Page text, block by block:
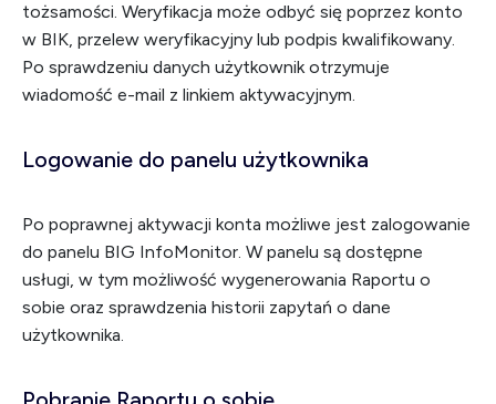
tożsamości. Weryfikacja może odbyć się poprzez konto
w BIK, przelew weryfikacyjny lub podpis kwalifikowany.
Po sprawdzeniu danych użytkownik otrzymuje
wiadomość e-mail z linkiem aktywacyjnym.
Logowanie do panelu użytkownika
Po poprawnej aktywacji konta możliwe jest zalogowanie
do panelu BIG InfoMonitor. W panelu są dostępne
usługi, w tym możliwość wygenerowania Raportu o
sobie oraz sprawdzenia historii zapytań o dane
użytkownika.